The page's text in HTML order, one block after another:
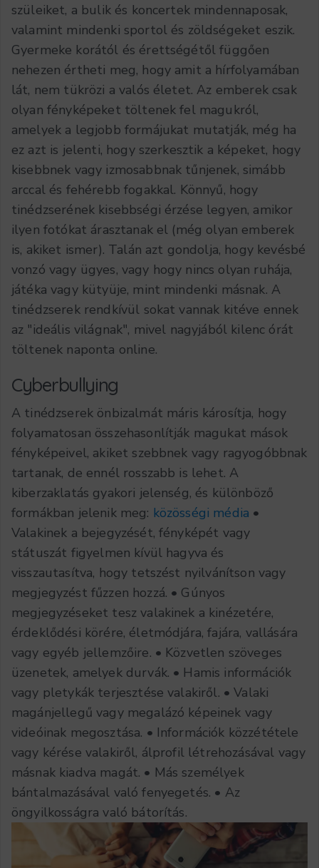
szüleiket, a bulik és koncertek mindennaposak,
valamint mindenki sportol és zöldségeket eszik.
Gyermeke korától és érettségétől függően
nehezen értheti meg, hogy amit a hírfolyamában
lát, nem tükrözi a valós életet. Az emberek csak
olyan fényképeket töltenek fel magukról,
amelyek a legjobb formájukat mutatják, még ha
ez azt is jelenti, hogy szerkesztik a képeket, hogy
kisebbnek vagy izmosabbnak tűnjenek, simább
arccal és fehérebb fogakkal. Könnyű, hogy
tinédzserének kisebbségi érzése legyen, amikor
ilyen fotókat árasztanak el (még olyan emberek
is, akiket ismer). Talán azt gondolja, hogy kevésbé
vonzó vagy ügyes, vagy hogy nincs olyan ruhája,
játéka vagy kütyüje, mint mindenki másnak. A
tinédzserek rendkívül sokat vannak kitéve ennek
az "ideális világnak", mivel nagyjából kilenc órát
töltenek naponta online.
Cyberbullying
A tinédzserek önbizalmát máris károsítja, hogy
folyamatosan összehasonlítják magukat mások
fényképeivel, akiket szebbnek vagy ragyogóbbnak
tartanak, de ennél rosszabb is lehet. A
kiberzaklatás gyakori jelenség, és különböző
formákban jelenik meg: közösségi média •
Valakinek a bejegyzését, fényképét vagy
státuszát figyelmen kívül hagyva és
visszautasítva, hogy tetszést nyilvánítson vagy
megjegyzést fűzzen hozzá. • Gúnyos
megjegyzéseket tesz valakinek a kinézetére,
érdeklődési körére, életmódjára, fajára, vallására
vagy egyéb jellemzőire. • Közvetlen szöveges
üzenetek, amelyek durvák. • Hamis információk
vagy pletykák terjesztése valakiről. • Valaki
magánjellegű vagy megalázó képeinek vagy
videóinak megosztása. • Információk közzététele
vagy kérése valakiről, álprofil létrehozásával vagy
másnak kiadva magát. • Más személyek
bántalmazásával való fenyegetés. • Az
öngyilkosságra való bátorítás.